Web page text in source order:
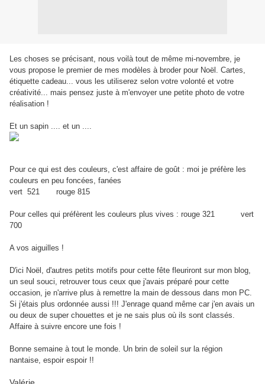
Les choses se précisant, nous voilà tout de même mi-novembre, je
vous propose le premier de mes modèles à broder pour Noël. Cartes,
étiquette cadeau... vous les utiliserez selon votre volonté et votre
créativité... mais pensez juste à m'envoyer une petite photo de votre
réalisation !
Et un sapin .... et un ....
Pour ce qui est des couleurs, c'est affaire de goût : moi je préfère les
couleurs en peu foncées, fanées
vert 521 rouge 815
Pour celles qui préfèrent les couleurs plus vives : rouge 321 vert
700
A vos aiguilles !
D'ici Noël, d'autres petits motifs pour cette fête fleuriront sur mon blog,
un seul souci, retrouver tous ceux que j'avais préparé pour cette
occasion, je n'arrive plus à remettre la main de dessous dans mon PC.
Si j'étais plus ordonnée aussi !!! J'enrage quand même car j'en avais un
ou deux de super chouettes et je ne sais plus où ils sont classés.
Affaire à suivre encore une fois !
Bonne semaine à tout le monde. Un brin de soleil sur la région
nantaise, espoir espoir !!